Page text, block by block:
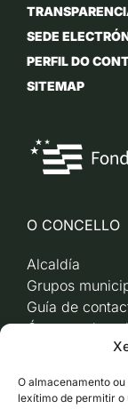
O almacenamento
lexítimo de permitir
SEDE
PERFIL DO
SITEMAP
O CONCELLO
Alcaldía
Grupos
Guía de
Órganos de
Acceso a
xunta de